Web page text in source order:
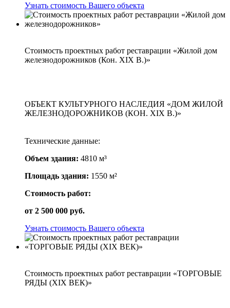
Узнать стоимость Вашего объекта
Стоимость проектных работ реставрации «Жилой дом
железнодорожников (Кон. XIX В.)»
ОБЪЕКТ КУЛЬТУРНОГО НАСЛЕДИЯ «ДОМ ЖИЛОЙ
ЖЕЛЕЗНОДОРОЖНИКОВ (КОН. XIX В.)»
Технические данные:
Объем здания: 4810 м³
Площадь здания: 1550 м²
Стоимость работ:
от 2 500 000 руб.
Узнать стоимость Вашего объекта
Стоимость проектных работ реставрации «ТОРГОВЫЕ
РЯДЫ (XIX ВЕК)»